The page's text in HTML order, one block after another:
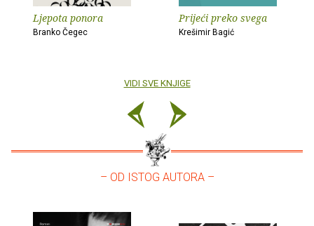
Ljepota ponora
Branko Čegec
Prijeći preko svega
Krešimir Bagić
VIDI SVE KNJIGE
– OD ISTOG AUTORA –